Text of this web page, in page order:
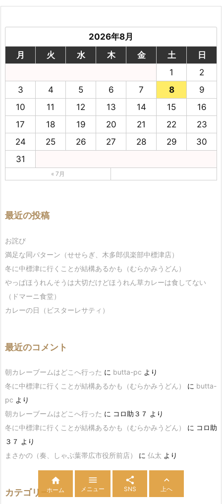
2026年8月
月
火 水 木 金 土
日
1
2
3
4 5 6 7 8
9
10
11 12 13 14 15
16
17
18 19 20 21 22
23
24
25 26 27 28 29
30
31
« 7月
最近の投稿
お詫び
満足な同パターン（せせらぎ、木多郎倶楽部中標津店）
冬に中標津に行くことが結構あるかも（むらかみうどん）
やっぱほうれんそうは大切だけどほうれん草カレーは食してない
（ドマーニ食堂）
カレーの日（ビスターレサティ）
最近のコメント
朝カレーブームはどこへ行った に butta-pc より
冬に中標津に行くことが結構あるかも（むらかみうどん）
に butta-
pc より
朝カレーブームはどこへ行った に コロ助３７ より
冬に中標津に行くことが結構あるかも（むらかみうどん）
に コロ助
３７ より
まさかの（奏、しゃぶ葉帯広市役所前店）
に 仏太 より
カテゴリー

ホーム

メニュー

SNS

上へ